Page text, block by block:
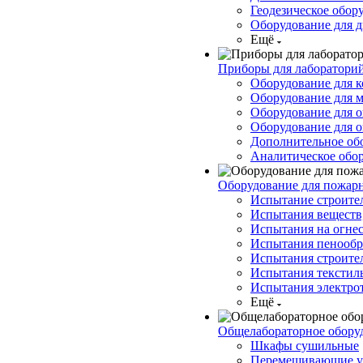
Геодезическое
Оборудование для
Ещё
Приборы для
Оборудование для
Оборудование для
Оборудование для
Оборудование для
Дополнительное
Аналитическое
Оборудование для
Испытание
Испытания
Испытания на
Испытания
Испытания
Испытания
Испытания
Ещё
Общелабораторное
Шкафы сушильные
Перемешивающие